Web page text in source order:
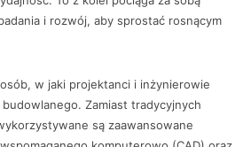
i rozwój, aby sprostać rosnącym
w jaki projektanci i inżynierowie
Zamiast tradycyjnych
są zaawansowane